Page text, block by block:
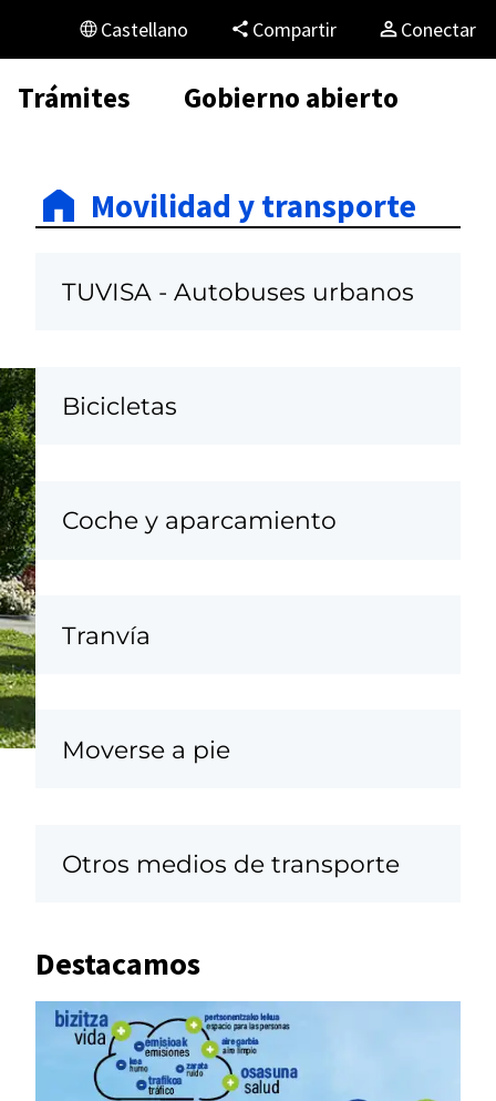
Castellano Compartir Conectar
Trámites Gobierno abierto
Movilidad y transporte
TUVISA - Autobuses urbanos
Bicicletas
Coche y aparcamiento
Tranvía
Moverse a pie
Otros medios de transporte
Destacamos